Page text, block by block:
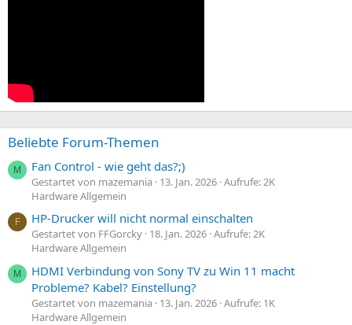
Beliebte Forum-Themen
M Fan Control - wie geht das?;)
Gestartet von mazemania 13. Jan. 2026 Aufrufe: 2K
Hardware Allgemein
F HP-Drucker will nicht normal einschalten
Gestartet von FFGorcky 18. Jan. 2026 Aufrufe: 2K
Hardware Allgemein
M
HDMI Verbindung von Sony TV zu Win 11 macht
Probleme? Kabel? Einstellung?
Gestartet von mazemania 13. Jan. 2026 Aufrufe: 1K
Hardware Allgemein